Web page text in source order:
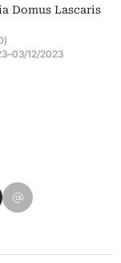
Domus Lascaris
–03/12/2023
Pinterest
su WhatsApp
Condividi su Email